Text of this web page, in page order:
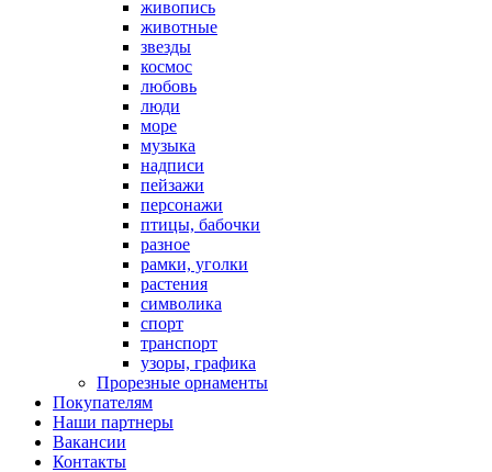
живопись
животные
звезды
космос
любовь
люди
море
музыка
надписи
пейзажи
персонажи
птицы, бабочки
разное
рамки, уголки
растения
символика
спорт
транспорт
узоры, графика
Прорезные орнаменты
Покупателям
Наши партнеры
Вакансии
Контакты